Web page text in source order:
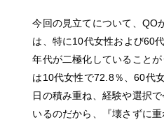
今回の見立てについて、QO
は、特に10代女性および60
年代が二極化していること
は10代女性で72.8％、60代
日の積み重ね、経験や選択
いるのだから、『壊さずに